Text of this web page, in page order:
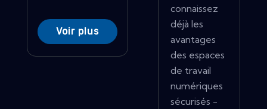
Voir plus
connaissez
déjà les
avantages
des espaces
de travail
numériques
sécurisés -